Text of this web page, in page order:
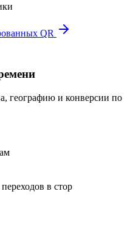
QR
географию и конверсии по
в стор